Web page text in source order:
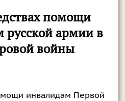
помощи
армии в
войны
инвалидам Первой